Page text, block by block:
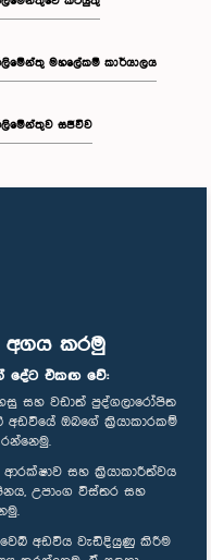
කරමු
දේට එකඟ වේ:
සහ වඩාත් පුද්ගලාරෝපිත
ඔබගේ ක්‍රියාකාරකම්
සහ ක්‍රියාකාරීත්වය
උපාංග විස්තර සහ
අඩවිය වැඩිදියුණු කිරීම
මහලේකම් කාර්යාලය
සජීවීව